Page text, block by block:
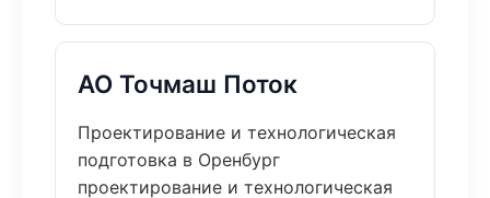
АО Точмаш Поток
Проектирование и технологическая
подготовка в Оренбург
проектирование и технологическая